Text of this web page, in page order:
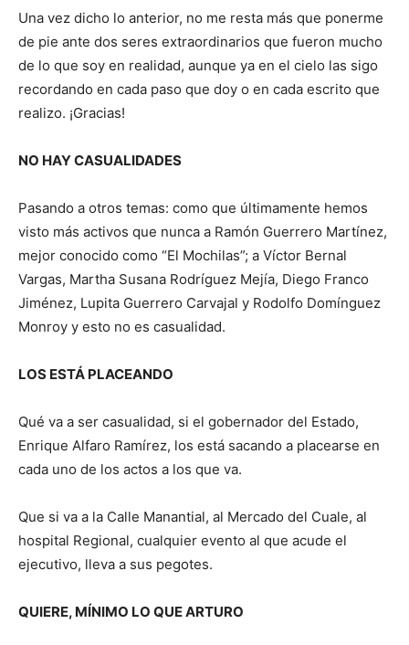
Una vez dicho lo anterior, no me resta más que ponerme
de pie ante dos seres extraordinarios que fueron mucho
de lo que soy en realidad, aunque ya en el cielo las sigo
recordando en cada paso que doy o en cada escrito que
realizo. ¡Gracias!
NO HAY CASUALIDADES
Pasando a otros temas: como que últimamente hemos
visto más activos que nunca a Ramón Guerrero Martínez,
mejor conocido como “El Mochilas”; a Víctor Bernal
Vargas, Martha Susana Rodríguez Mejía, Diego Franco
Jiménez, Lupita Guerrero Carvajal y Rodolfo Domínguez
Monroy y esto no es casualidad.
LOS ESTÁ PLACEANDO
Qué va a ser casualidad, si el gobernador del Estado,
Enrique Alfaro Ramírez, los está sacando a placearse en
cada uno de los actos a los que va.
Que si va a la Calle Manantial, al Mercado del Cuale, al
hospital Regional, cualquier evento al que acude el
ejecutivo, lleva a sus pegotes.
QUIERE, MÍNIMO LO QUE ARTURO